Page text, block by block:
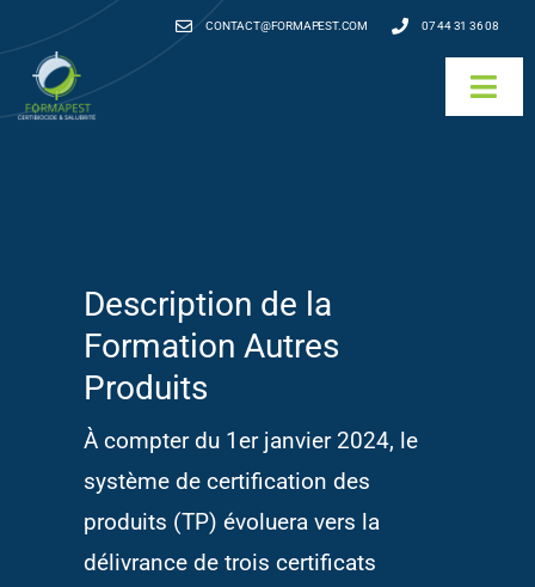
au
contenu
CONTACT@FORMAPEST.COM 07 44 31 36 08
Nos autres formations
Agenda & Tarifs
Renouvellement
Questions Fréquentes
Description de la
Formation Autres
Produits
À compter du 1er janvier 2024, le
système de certification des
produits (TP) évoluera vers la
délivrance de trois certificats